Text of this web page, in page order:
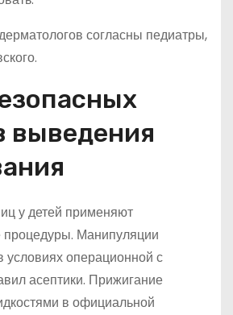
согласны педиатры,
выведения
у детей применяют
Манипуляции
условиях операционной с
асептики. Прижигание
в официальной